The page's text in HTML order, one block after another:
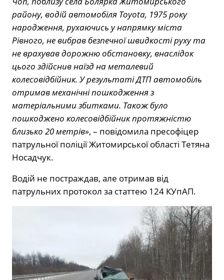
району, водій автомобіля Toyota, 1975 року
народження, рухаючись у напрямку міста
Рівного, не вибрав безпечної швидкості руху та
не врахував дорожню обстановку, внаслідок
цього здійснив наїзд на металевий
колесовідбійник. У результаті ДТП автомобіль
отримав механічні пошкодження з
матеріальними збитками. Також було
пошкоджено колесовідбійник протяжністю
близько 20 метрів», – повідомила пресофіцер
патрульної поліції Житомирської області Тетяна
Носадчук.
Водій не постраждав, але отримав від
патрульних протокол за статтею 124 КУпАП.